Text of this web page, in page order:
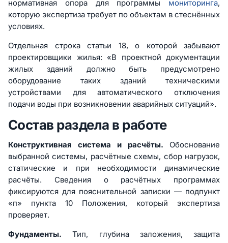
нормативная опора для программы мониторинга,
которую экспертиза требует по объектам в стеснённых
условиях.
Отдельная строка статьи 18, о которой забывают
проектировщики жилья: «В проектной документации
жилых зданий должно быть предусмотрено
оборудование таких зданий техническими
устройствами для автоматического отключения
подачи воды при возникновении аварийных ситуаций».
Состав раздела в работе
Конструктивная система и расчёты. Обоснование
выбранной системы, расчётные схемы, сбор нагрузок,
статические и при необходимости динамические
расчёты. Сведения о расчётных программах
фиксируются для пояснительной записки — подпункт
«п» пункта 10 Положения, который экспертиза
проверяет.
Фундаменты. Тип, глубина заложения, защита